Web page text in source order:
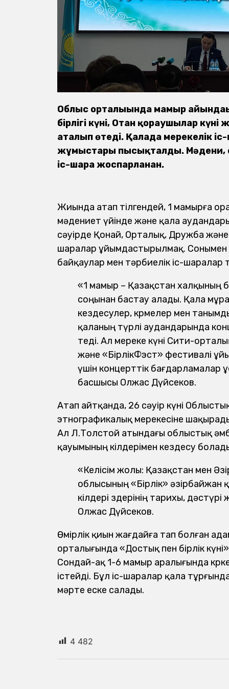
Облыс орталығында мамыр
бірлігі күні, Отан қорғаушылар
аталып өтеді. Қалада мерекелік
жұмыстары пысықталды. Мәдени,
іс-шара жоспарланған.
Жиында атап өтілгендей, 1 мамырға
мәдениет үйінде және қала
сәуірде Қонай, Орталық, Дружба
шаралар ұйымдастырылмақ. Сонымен
байқаулар мен тәрбиелік іс-шаралар
«1 мамыр – Қазақстан халқының
соңынан бастау алады. Қала
кездесулер, көрмелер мен
қаланың түрлі аудандарында
өтеді. Ал мереке күні Сити-
және «БірлікФэст» фестивалі
үшін концерттік бағдарламалар
басшысы Олжас Дүйсеков.
Атап айтқанда, 26 сәуір күні
этнографикалық мерекесіне шақырады.
Ал Л.Толстой атындағы облыстық
қауымының өкілдерімен кездесу
«Келісім жолы: Қазақстан мен
облысының «Бірлік» әзірбайжан
өкілдері өздерінің тарихы,
Олжас Дүйсеков.
Өмірлік қиын жағдайға тап болған
орталығында «Достық пен бірлік
Сондай-ақ 1-6 мамыр аралығында
істейді. Бұл іс-шаралар қала
мәрте еске салады.
4 482